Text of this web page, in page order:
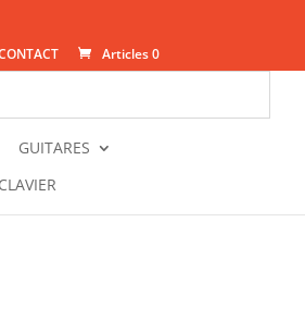
Articles 0
GUITARES